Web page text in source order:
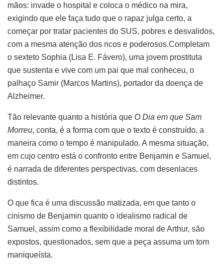
mãos: invade o hospital e coloca o médico na mira,
exigindo que ele faça tudo que o rapaz julga certo, a
começar por tratar pacientes do SUS, pobres e desvalidos,
com a mesma atenção dos ricos e poderosos.Completam
o sexteto Sophia (Lisa E. Fávero), uma jovem prostituta
que sustenta e vive com um pai que mal conheceu, o
palhaço Samir (Marcos Martins), portador da doença de
Alzheimer.
Tão relevante quanto a história que O Dia em que Sam
Morreu, conta, é a forma com que o texto é construído, a
maneira como o tempo é manipulado. A mesma situação,
em cujo centro está o confronto entre Benjamin e Samuel,
é narrada de diferentes perspectivas, com desenlaces
distintos.
O que fica é uma discussão matizada, em que tanto o
cinismo de Benjamin quanto o idealismo radical de
Samuel, assim como a flexibilidade moral de Arthur, são
expostos, questionados, sem que a peça assuma um tom
maniqueísta.